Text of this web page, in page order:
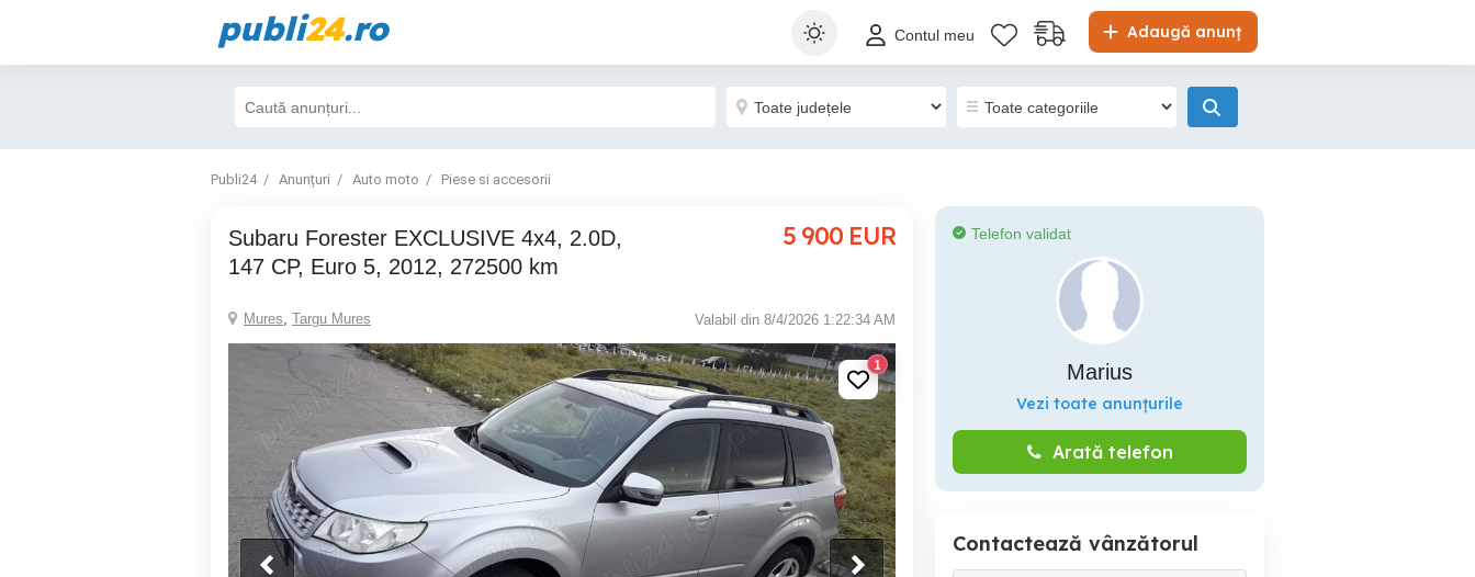
publi24.ro Adaugă anunț
Contul meu
Publi24 Anunțuri Auto moto Piese si accesorii
Subaru Forester EXCLUSIVE 4x4, 2.0D,
147 CP, Euro 5, 2012, 272500 km
5 900 EUR
Mures, Targu Mures Valabil din 8/4/2026 1:22:34 AM
1
Telefon validat
Marius
Vezi toate anunțurile
Arată telefon
Contactează vânzătorul